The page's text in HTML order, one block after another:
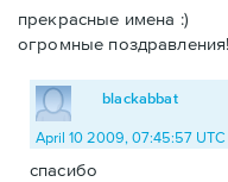
прекрасные имена :)
огромные
blackabbat
April 10 2009, 07:45:57 UTC
спасибо